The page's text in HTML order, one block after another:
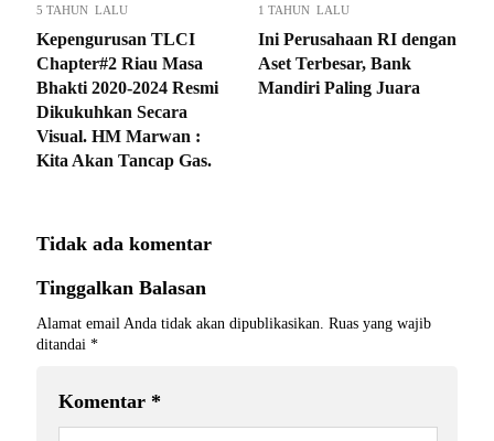
5 TAHUN LALU
Kepengurusan TLCI
Chapter#2 Riau Masa
Bhakti 2020-2024 Resmi
Dikukuhkan Secara
Visual. HM Marwan :
Kita Akan Tancap Gas.
1 TAHUN LALU
Ini Perusahaan RI dengan
Aset Terbesar, Bank
Mandiri Paling Juara
Tidak ada komentar
Tinggalkan Balasan
Alamat email Anda tidak akan dipublikasikan. Ruas yang wajib
ditandai *
Komentar *